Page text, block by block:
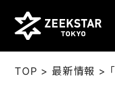
TOP > 最新情報 >